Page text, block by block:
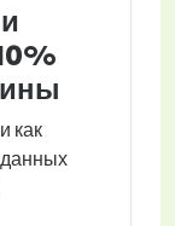
как